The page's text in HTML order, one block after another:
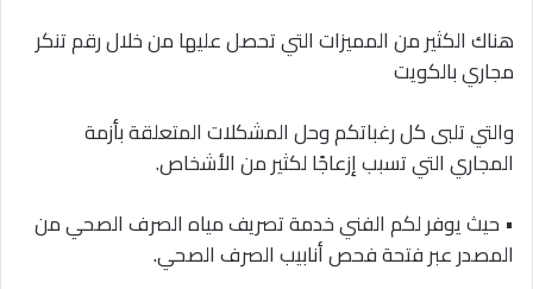
هناك الكثير من المميزات التي تحصل عليها من خلال رقم تنكر
مجاري بالكويت
والتي تلبى كل رغباتكم وحل المشكلات المتعلقة بأزمة
المجاري التي تسبب إزعاجًا لكثير من الأشخاص.
• حيث يوفر لكم الفني خدمة تصريف مياه الصرف الصحي من
المصدر عبر فتحة فحص أنابيب الصرف الصحي.